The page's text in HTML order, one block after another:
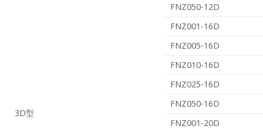
3D型
FNZ050-12D
FNZ001-16D
FNZ005-16D
FNZ010-16D
FNZ025-16D
FNZ050-16D
FNZ001-20D